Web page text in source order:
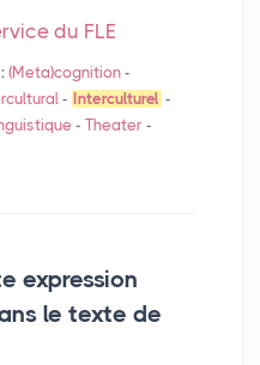
du FLE
(Meta)cognition-
- Interculturel -
- Theater -
expression
le texte de